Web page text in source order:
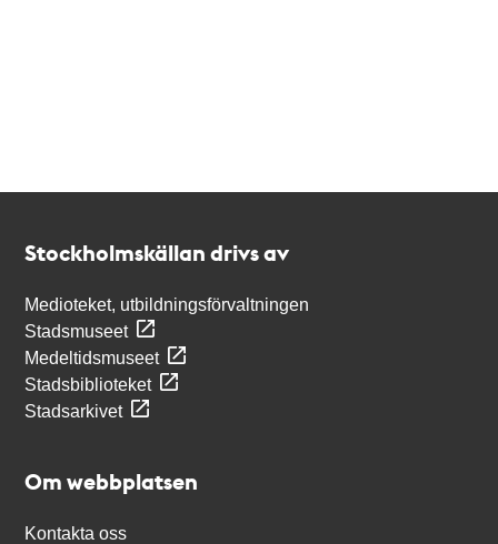
Stockholmskällan drivs av
Medioteket, utbildningsförvaltningen
Stadsmuseet
Medeltidsmuseet
Stadsbiblioteket
Stadsarkivet
Om webbplatsen
Kontakta oss